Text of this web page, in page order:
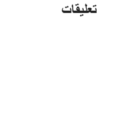
تعليقات